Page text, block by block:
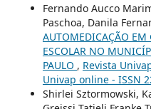
Fernando Aucco
Paschoa, Danila
AUTOMEDICAÇÃO EM
ESCOLAR NO
PAULO , Revista
Univap online - ISSN
Shirlei Sztormowski,